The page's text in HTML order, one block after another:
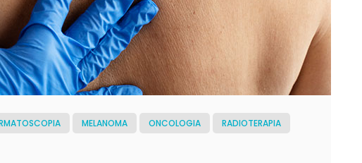
MELANOMA ONCOLOGIA
RADIOTERAPIA